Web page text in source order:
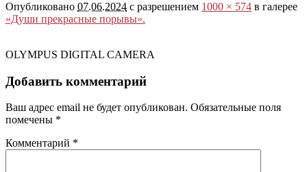
Опубликовано 07.06.2024 с разрешением 1000 × 574 в галерее
«Души прекрасные порывы».
OLYMPUS DIGITAL CAMERA
Добавить комментарий
Ваш адрес email не будет опубликован. Обязательные поля
помечены *
Комментарий *